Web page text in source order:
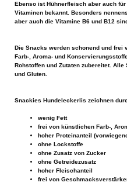
Ebenso ist Hühnerfleisch aber auch
Vitaminen bekannt. Besonders
aber auch die Vitamine B6 und B12
Die Snacks werden schonend und
Farb-, Aroma- und
Rohstoffen und Zutaten zubereitet.
und Gluten.
Snackies Hundeleckerlis zeichnen
wenig Fett
frei von künstlichen Farb-,
hoher Proteinanteil
ohne Lockstoffe
ohne Zusatz von Zucker
ohne Getreidezusatz
hoher Fleischanteil
frei von